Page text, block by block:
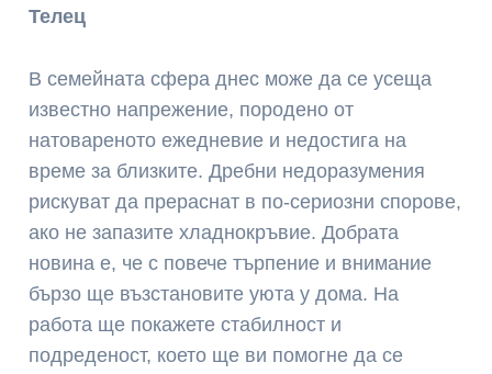
Телец
В семейната сфера днес може да се усеща
известно напрежение, породено от
натовареното ежедневие и недостига на
време за близките. Дребни недоразумения
рискуват да прераснат в по-сериозни спорове,
ако не запазите хладнокръвие. Добрата
новина е, че с повече търпение и внимание
бързо ще възстановите уюта у дома. На
работа ще покажете стабилност и
подреденост, което ще ви помогне да се